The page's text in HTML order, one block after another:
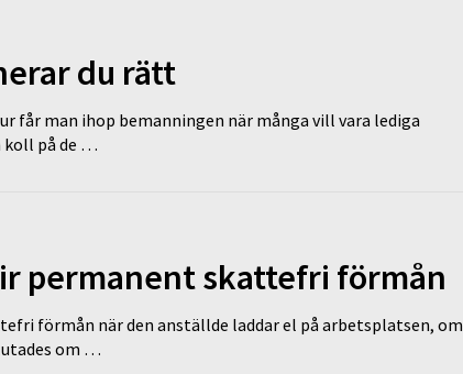
du rätt
får man ihop bemanningen när många vill vara lediga
koll på de …
permanent skattefri förmån
förmån när den anställde laddar el på arbetsplatsen, om
om …